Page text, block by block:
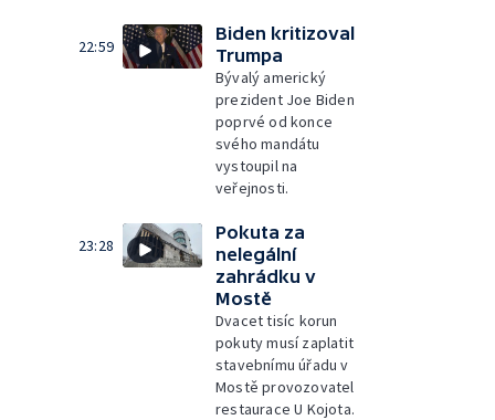
22:59
Biden kritizoval
Trumpa
Bývalý americký
prezident Joe Biden
poprvé od konce
svého mandátu
vystoupil na
veřejnosti.
23:28
Pokuta za
nelegální
zahrádku v
Mostě
Dvacet tisíc korun
pokuty musí zaplatit
stavebnímu úřadu v
Mostě provozovatel
restaurace U Kojota.